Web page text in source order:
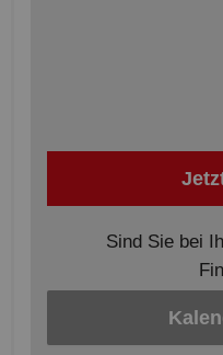
Sind Sie bei